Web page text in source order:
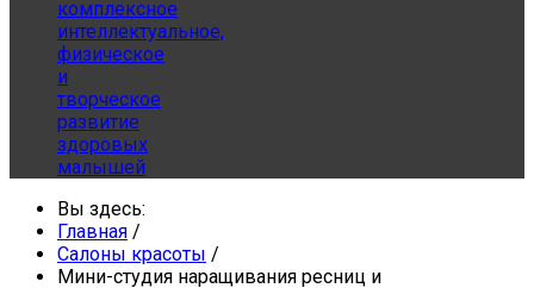
комплексное
интеллектуальное,
физическое
и
творческое
развитие
здоровых
малышей
Вы здесь:
Главная /
Салоны красоты /
Мини-студия наращивания ресниц и